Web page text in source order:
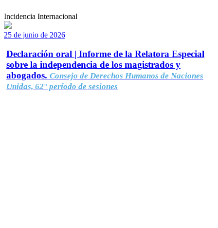
Incidencia Internacional
25 de junio de 2026
Declaración oral | Informe de la Relatora Especial
sobre la independencia de los magistrados y
abogados. Consejo de Derechos Humanos de Naciones
Unidas, 62° período de sesiones